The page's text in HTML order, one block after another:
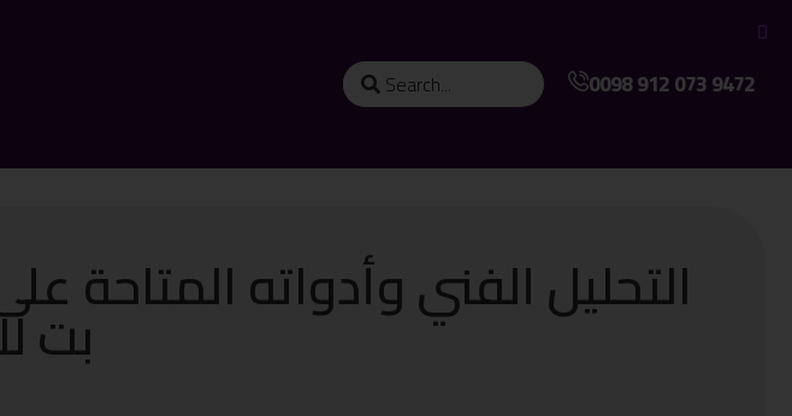
0098 912 073 9472
التحليل الفني وأدواته المتاحة
بت